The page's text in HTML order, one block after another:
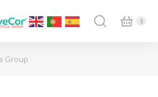
Group